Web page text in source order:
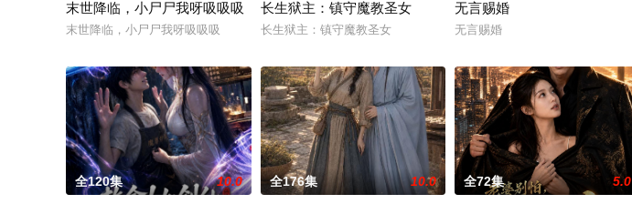
末世降临，小尸尸我呀吸吸吸
末世降临，小尸尸我呀吸吸吸
长生狱主：镇守魔教圣女
长生狱主：镇守魔教圣女
无言赐婚
无言赐婚
全120集 10.0 全176集 10.0 全72集 5.0